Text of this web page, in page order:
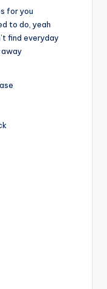
for you
to do, yeah
find everyday
away